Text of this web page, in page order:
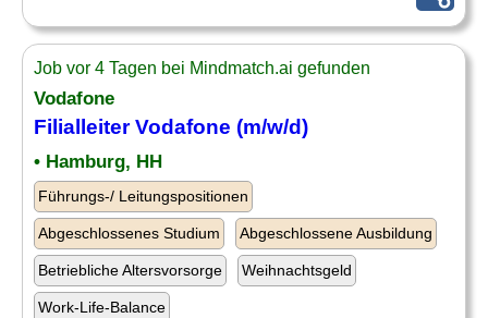
Job vor 4 Tagen bei Mindmatch.ai gefunden
Vodafone
Filialleiter Vodafone (m/w/d)
• Hamburg, HH
Führungs-/ Leitungspositionen
Abgeschlossenes Studium Abgeschlossene Ausbildung
Betriebliche Altersvorsorge Weihnachtsgeld
Work-Life-Balance